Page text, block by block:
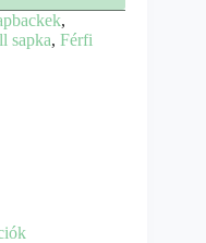
,
sapka, Férfi